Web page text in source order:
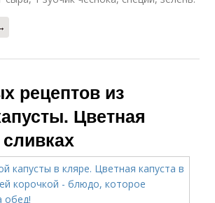
рецептов из
Цветная